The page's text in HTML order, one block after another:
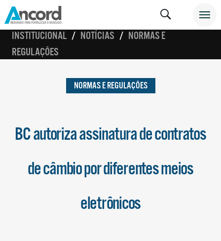
INSTITUCIONAL NOTÍCIAS
NORMAS E
REGULAÇÕES
NORMAS E REGULAÇÕES
BC autoriza assinatura de contratos
de câmbio por diferentes meios
eletrônicos